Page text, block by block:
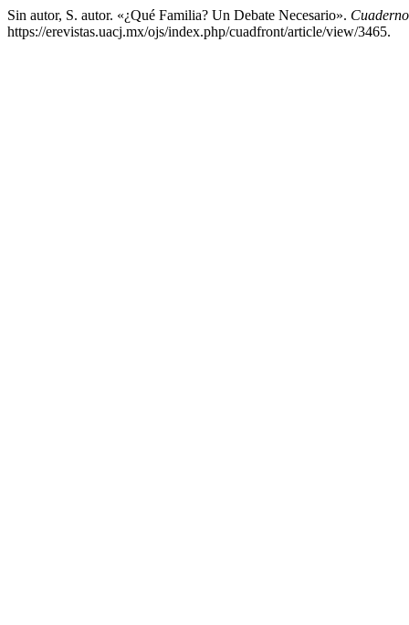
Sin autor, S. autor. «¿Qué Familia? Un Debate Necesario».
https://erevistas.uacj.mx/ojs/index.php/cuadfront/article/view/3465.